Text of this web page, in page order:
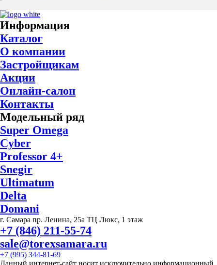
Информация
Каталог
О компании
Застройщикам
Акции
Онлайн-салон
Контакты
Модельный ряд
Super Omega
Cyber
Professor 4+
Snegir
Ultimatum
Delta
Domani
г. Самара пр. Ленина, 25а ТЦ Люкс, 1 этаж
+7 (846) 211-55-74
sale@torexsamara.ru
+7 (995) 344-81-69
Данный интернет-сайт носит исключительно информационный